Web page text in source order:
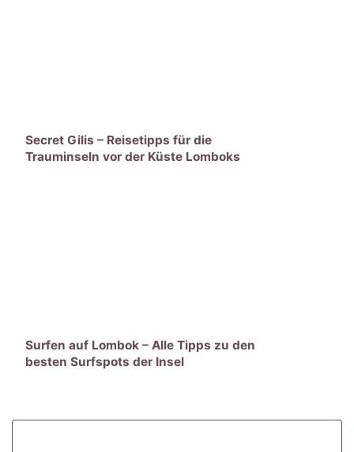
Secret Gilis – Reisetipps für die
Trauminseln vor der Küste Lomboks
Surfen auf Lombok – Alle Tipps zu den
besten Surfspots der Insel